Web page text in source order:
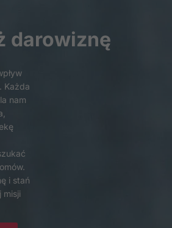
darowiznę
Każda
nam
i stań
misji